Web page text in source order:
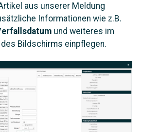
aus unserer Meldung
Informationen wie z.B.
und weiteres im
Bildschirms einpflegen.